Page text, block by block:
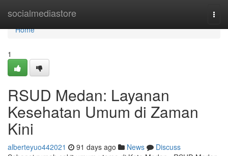
socialmediastore
Home
Home
1
RSUD Medan: Layanan
Kesehatan Umum di Zaman
Kini
alberteyuo442021 91 days ago News
Discuss